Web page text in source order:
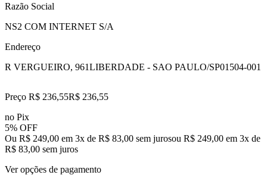
Razão Social
NS2 COM INTERNET S/A
Endereço
R VERGUEIRO, 961LIBERDADE - SAO PAULO/SP01504-001
Preço R$ 236,55R$ 236,55
no Pix
5% OFF
Ou R$ 249,00 em 3x de R$ 83,00 sem jurosou R$ 249,00 em 3x de
R$ 83,00 sem juros
Ver opções de pagamento